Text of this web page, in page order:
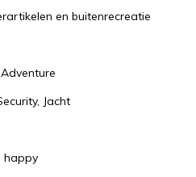
en buitenrecreatie
Jacht
happy